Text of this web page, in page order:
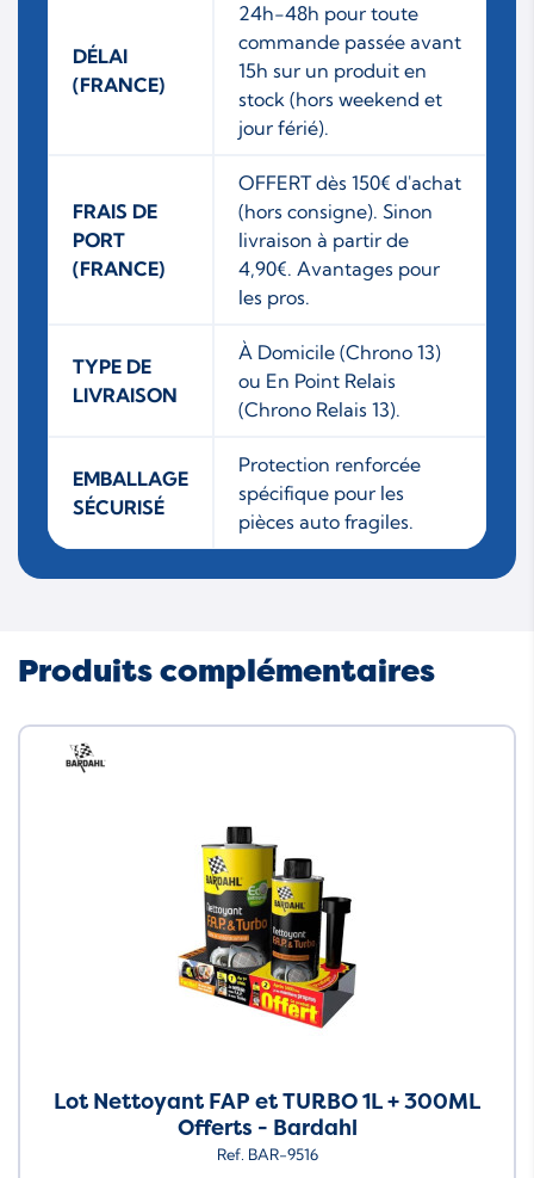
DÉLAI
(FRANCE)
24h-48h pour toute
commande passée avant
15h sur un produit en
stock (hors weekend et
jour férié).
FRAIS DE
PORT
(FRANCE)
OFFERT dès 150€ d'achat
(hors consigne). Sinon
livraison à partir de
4,90€. Avantages pour
les pros.
TYPE DE
LIVRAISON
À Domicile (Chrono 13)
ou En Point Relais
(Chrono Relais 13).
EMBALLAGE
SÉCURISÉ
Protection renforcée
spécifique pour les
pièces auto fragiles.
Produits complémentaires
Neuf
Lot Nettoyant FAP et TURBO 1L + 300ML
Offerts - Bardahl
Ref. BAR-9516